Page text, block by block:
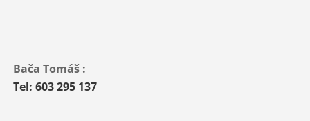
Bača Tomáš :
Tel: 603 295 137